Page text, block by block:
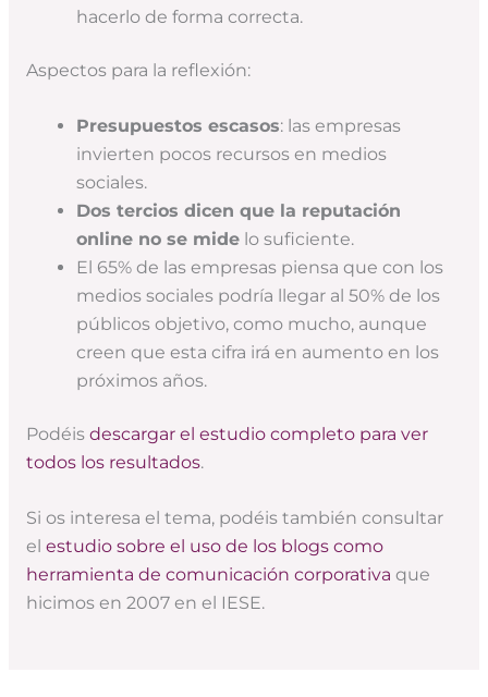
hacerlo de forma correcta.
Aspectos para la reflexión:
Presupuestos escasos: las empresas
invierten pocos recursos en medios
sociales.
Dos tercios dicen que la reputación
online no se mide lo suficiente.
El 65% de las empresas piensa que con los
medios sociales podría llegar al 50% de los
públicos objetivo, como mucho, aunque
creen que esta cifra irá en aumento en los
próximos años.
Podéis descargar el estudio completo para ver
todos los resultados.
Si os interesa el tema, podéis también consultar
el estudio sobre el uso de los blogs como
herramienta de comunicación corporativa que
hicimos en 2007 en el IESE.